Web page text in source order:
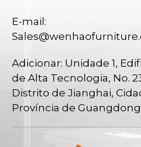
E-mail:
Adicionar: Unidade 1,
de Alta Tecnologia, No.
Distrito de Jianghai,
Província de